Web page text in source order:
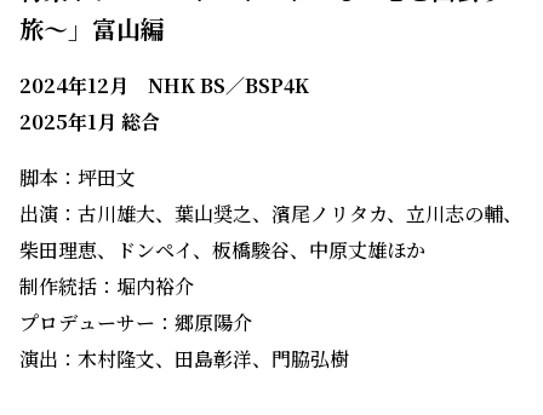
は……いったいどんな「宝物」が見つかるのか!?
嬉しいコト、悲しいコト、幸せなコト……いろんな「コ
ト」がつまった、心温まる「スープ」のようなこの物語
特集ドラマ「コトコト～おいしい心と出会う
旅～」富山編
2024年12月 NHK BS／BSP4K
2025年1月 総合